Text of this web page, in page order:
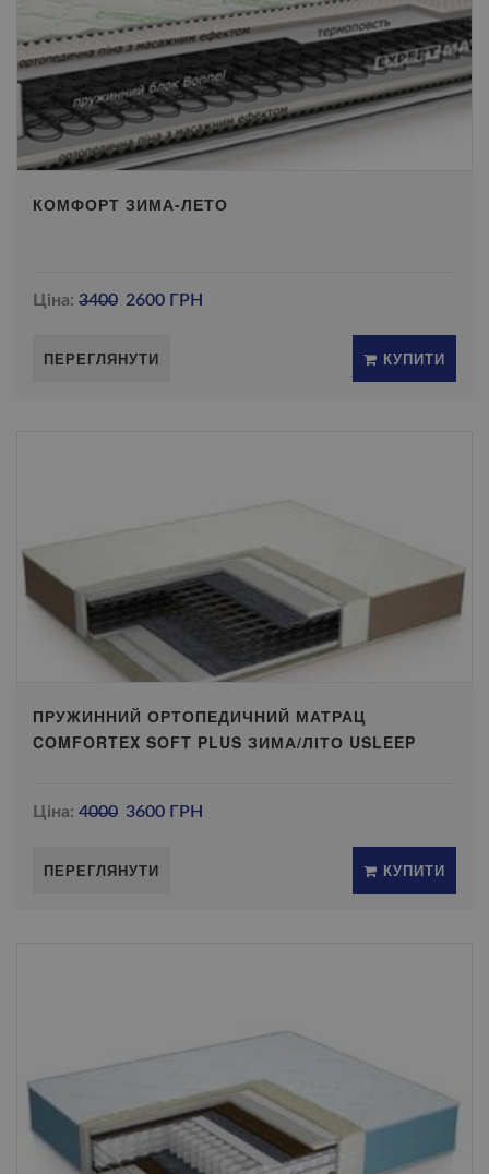
КОМФОРТ ЗИМА-ЛЕТО
Ціна: 3400 2600 ГРН
ПЕРЕГЛЯНУТИ КУПИТИ
ПРУЖИННИЙ ОРТОПЕДИЧНИЙ МАТРАЦ
COMFORTEX SOFT PLUS ЗИМА/ЛІТО USLEEP
Ціна: 4000 3600 ГРН
ПЕРЕГЛЯНУТИ КУПИТИ